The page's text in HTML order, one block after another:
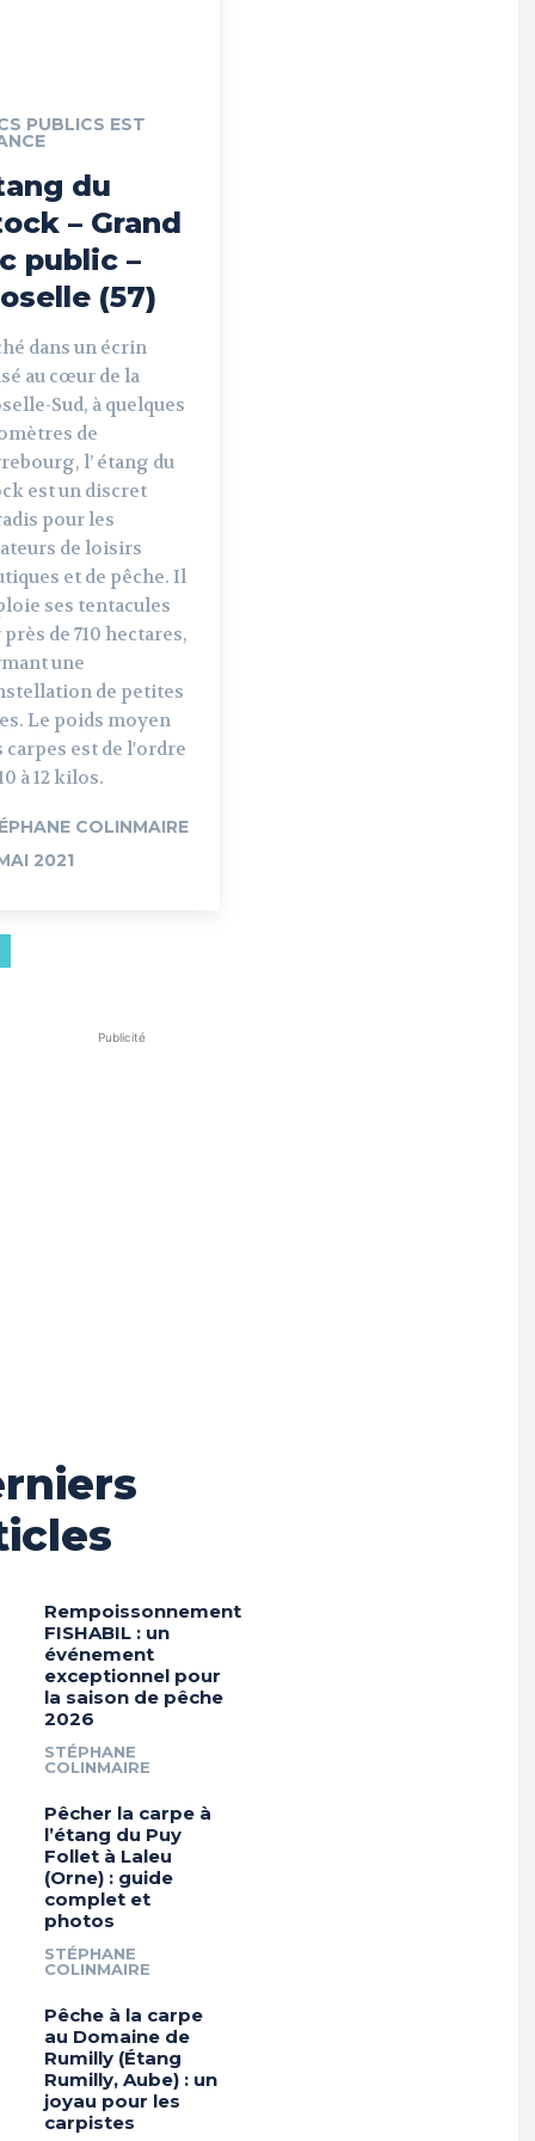
PUBLICS EST
du
– Grand
public –
(57)
dans un écrin
au cœur de la
Sud, à quelques
de
l’ étang du
est un discret
pour les
de loisirs
et de pêche. Il
ses tentacules
près de 710 hectares,
une
de petites
Le poids moyen
carpes est de l'ordre
à 12 kilos.
COLINMAIRE
2021
Publicité
Rempoissonnement
FISHABIL : un
événement
exceptionnel pour
la saison de pêche
2026
STÉPHANE
COLINMAIRE
Pêcher la carpe à
l’étang du Puy
Follet à Laleu
(Orne) : guide
complet et
photos
STÉPHANE
COLINMAIRE
Pêche à la carpe
au Domaine de
Rumilly (Étang
Rumilly, Aube) : un
joyau pour les
carpistes